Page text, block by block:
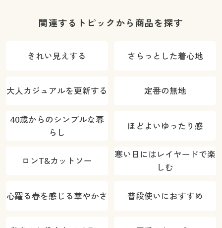
わらか・選べ
OK・1年中は
ト・速乾・洗
関連するトピックから商品を探す
きれい見えする さらっとした着心地
大人カジュアルを更新する 定番の無地
40歳からのシンプルな暮
らし
ほどよいゆったり感
ロンT&カットソー
寒い日にはレイヤードで楽
しむ
心躍る春を感じる華やかさ 普段使いにおすすめ